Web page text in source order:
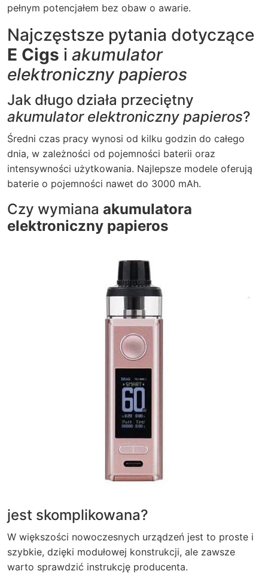
pełnym potencjałem bez obaw o awarie.
Najczęstsze pytania dotyczące
E Cigs i akumulator
elektroniczny papieros
Jak długo działa przeciętny
akumulator elektroniczny papieros?
Średni czas pracy wynosi od kilku godzin do całego
dnia, w zależności od pojemności baterii oraz
intensywności użytkowania. Najlepsze modele oferują
baterie o pojemności nawet do 3000 mAh.
Czy wymiana akumulatora
elektroniczny papieros
jest skomplikowana?
W większości nowoczesnych urządzeń jest to proste i
szybkie, dzięki modułowej konstrukcji, ale zawsze
warto sprawdzić instrukcję producenta.